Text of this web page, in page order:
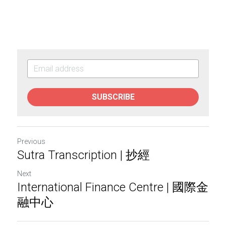
SUBSCRIBE
Previous
Sutra Transcription | 抄經
Next
International Finance Centre | 國際金
融中心